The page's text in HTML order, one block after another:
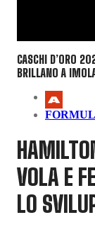
CASCHI D’ORO
BRILLANO A
VOLA E
LO